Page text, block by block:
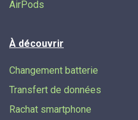
AirPods
À découvrir
Changement batterie
Transfert de données​
Rachat smartphone